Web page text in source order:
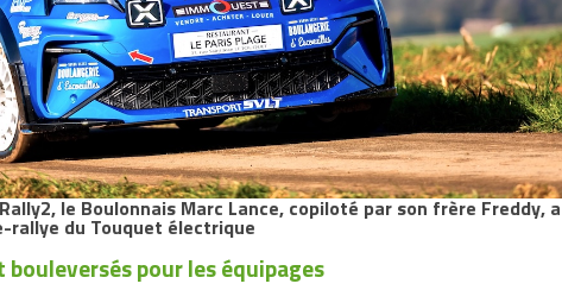
le Boulonnais Marc Lance, copiloté par son frère Freddy, a
rallye du Touquet électrique
pour les équipages